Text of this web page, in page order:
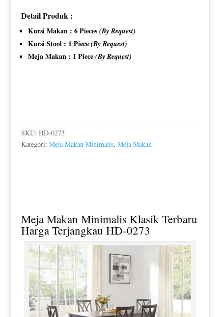
Detail Produk :
Kursi Makan : 6 Pieces (By Request)
Kursi Stool : 1 Piece(By Request)
Meja Makan : 1 Piece (By Request)
SKU: HD-0273
Kategori: Meja Makan Minimalis, Meja Makan
Meja Makan Minimalis Klasik Terbaru
Harga Terjangkau HD-0273